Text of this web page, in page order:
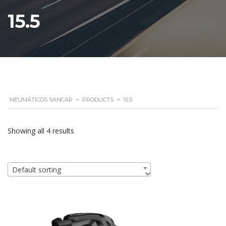
15.5
NEUMÁTICOS SANCAR > PRODUCTS > 15.5
Showing all 4 results
Default sorting